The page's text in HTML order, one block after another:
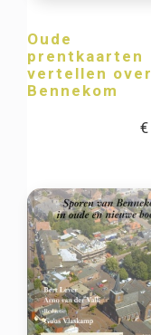
Oude
prentkaarten
vertellen over
Bennekom
€